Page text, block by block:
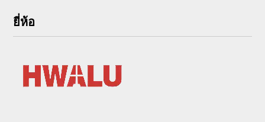
ยี่ห้อ